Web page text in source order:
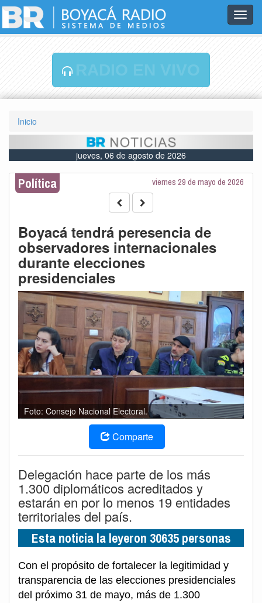
Inicio
jueves, 06 de agosto de 2026
Política viernes 29 de mayo de 2026
Boyacá tendrá peresencia de
observadores internacionales
durante elecciones
presidenciales
Foto: Consejo Nacional Electoral.
Comparte
Delegación hace parte de los más
1.300 diplomáticos acreditados y
estarán en por lo menos 19 entidades
territoriales del país.
Esta noticia la leyeron 30635 personas
Con el propósito de fortalecer la legitimidad y
transparencia de las elecciones presidenciales
del próximo 31 de mayo, más de 1.300